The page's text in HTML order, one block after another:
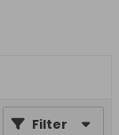
Filter